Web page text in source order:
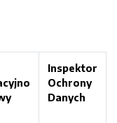
Inspektor
Ochrony
Danych